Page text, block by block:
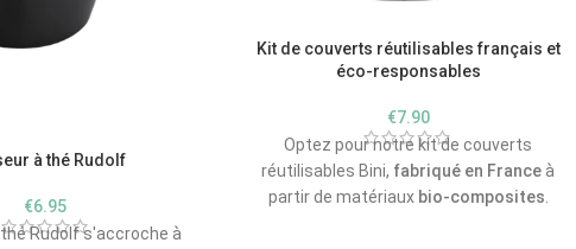
à thé Rudolf
€6.95
Rudolf s'accroche à
Kit de couverts réutilisables français et
éco-responsables
€7.90
Optez pour notre kit de couverts
réutilisables Bini, fabriqué en France à
partir de matériaux bio-composites